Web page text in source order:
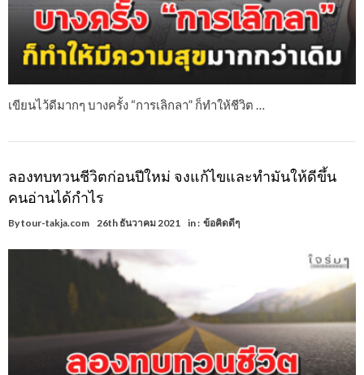
เขียนไว้ดีมากๆ บางครั้ง “การเลิกลา” ก็ทำให้ชีวิต …
ลองทบทวนชีวิตก่อนปีใหม่ จงแก้ไขและทำมันให้ดีขึ้น
คนอ่านได้กำไร
Bytour-takja.com 26th ธันวาคม 2021 in : ข้อคิดดีๆ